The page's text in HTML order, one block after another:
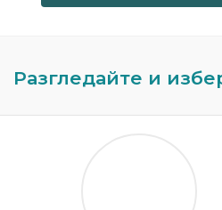
Разгледайте и